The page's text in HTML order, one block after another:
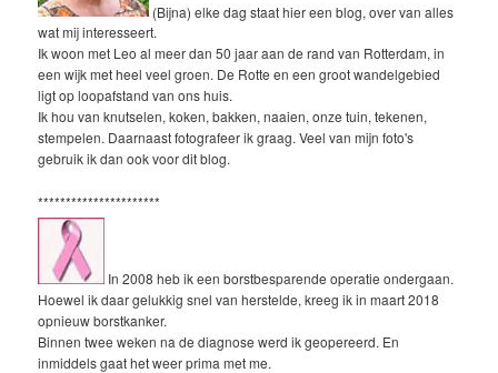
(Bijna) elke dag staat hier een blog, over van alles
wat mij interesseert.
Ik woon met Leo al meer dan 50 jaar aan de rand van Rotterdam, in
een wijk met heel veel groen. De Rotte en een groot wandelgebied
ligt op loopafstand van ons huis.
Ik hou van knutselen, koken, bakken, naaien, onze tuin, tekenen,
stempelen. Daarnaast fotografeer ik graag. Veel van mijn foto's
gebruik ik dan ook voor dit blog.
**********************
In 2008 heb ik een borstbesparende operatie ondergaan.
Hoewel ik daar gelukkig snel van herstelde, kreeg ik in maart 2018
opnieuw borstkanker.
Binnen twee weken na de diagnose werd ik geopereerd. En
inmiddels gaat het weer prima met me.